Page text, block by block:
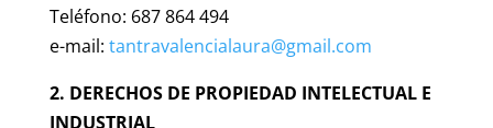
Teléfono: 687 864 494
e-mail: tantravalencialaura@gmail.com
2. DERECHOS DE PROPIEDAD INTELECTUAL E
INDUSTRIAL